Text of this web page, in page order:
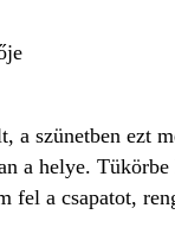
a szünetben ezt
a helye.
fel a csapatot,